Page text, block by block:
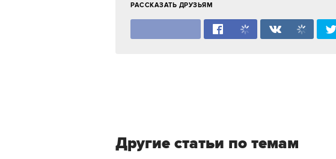
РАССКАЗАТЬ ДРУЗЬЯМ
Другие статьи по темам